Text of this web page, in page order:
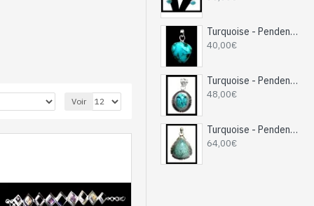
Voir
Turquoise - Pendentif indien Turquoise - Bijoux Inde
40,00€
Turquoise - Pendentif indien Turquoise - Bijoux Inde
48,00€
Turquoise - Pendentif indien Turquoise - Bijoux Inde
64,00€